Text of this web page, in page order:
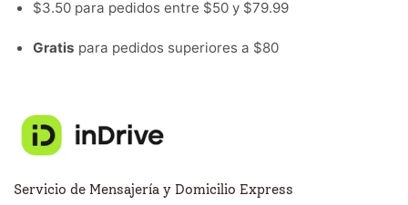
$3.50 para pedidos entre $50 y $79.99
Gratis para pedidos superiores a $80
Servicio de Mensajería y Domicilio Express